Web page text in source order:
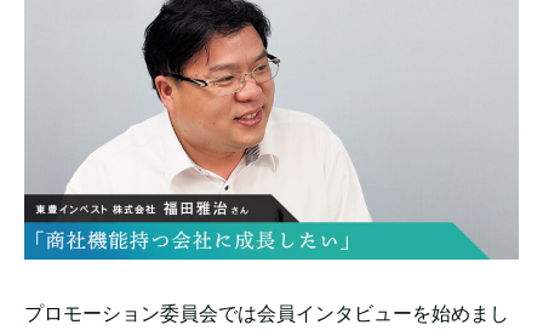
プロモーション委員会では会員インタビューを始めまし